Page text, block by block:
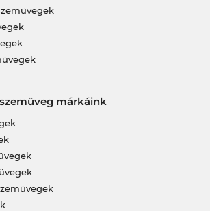
márkáink